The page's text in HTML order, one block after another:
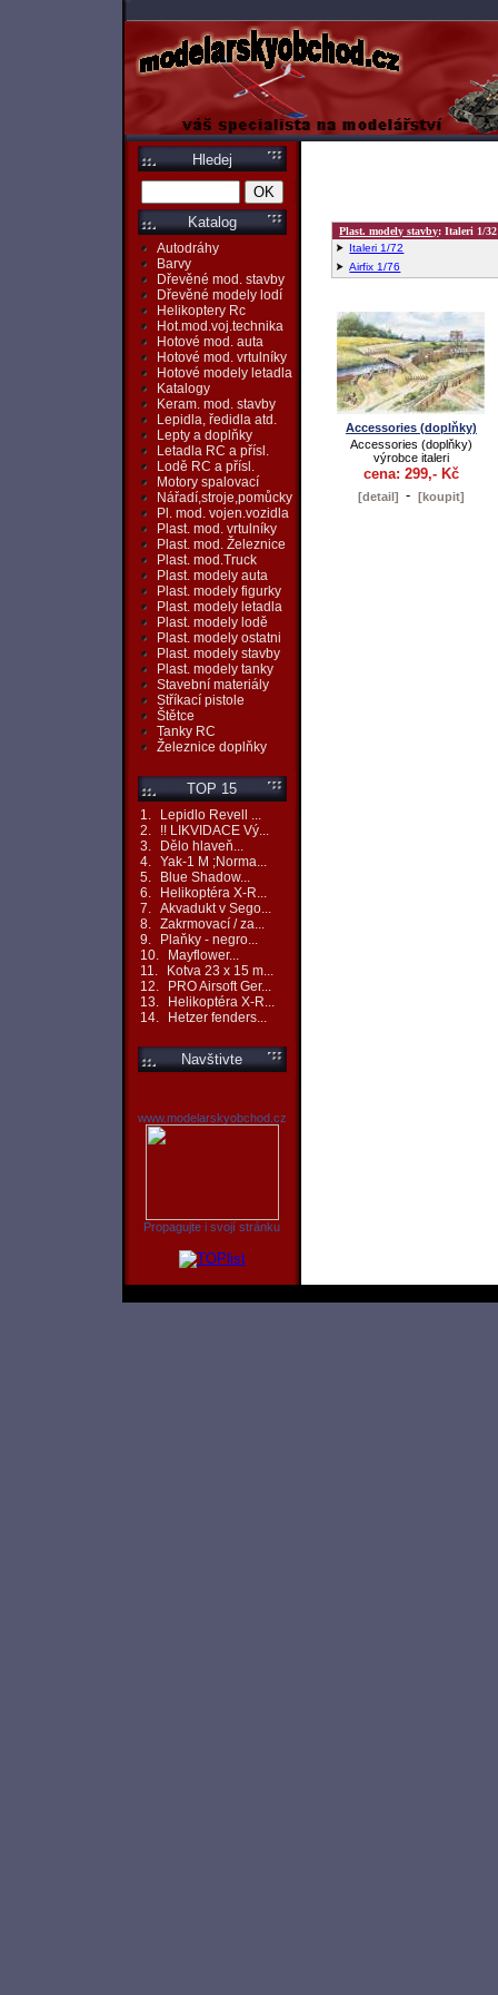
Hledej
Katalog
Autodráhy
Barvy
Dřevěné mod. stavby
Dřevěné modely lodí
Helikoptery Rc
Hot.mod.voj.technika
Hotové mod. auta
Hotové mod. vrtulníky
Hotové modely letadla
Katalogy
Keram. mod. stavby
Lepidla, ředidla atd.
Lepty a doplňky
Letadla RC a přísl.
Lodě RC a přísl.
Motory spalovací
Nářadí,stroje,pomůcky
Pl. mod. vojen.vozidla
Plast. mod. vrtulníky
Plast. mod. Železnice
Plast. mod.Truck
Plast. modely auta
Plast. modely figurky
Plast. modely letadla
Plast. modely lodě
Plast. modely ostatni
Plast. modely stavby
Plast. modely tanky
Stavební materiály
Stříkací pistole
Štětce
Tanky RC
Železnice doplňky
TOP 15
1.
Lepidlo Revell ...
2.
!! LIKVIDACE Vý...
3.
Dělo hlaveň...
4. Yak-1 M ;Norma...
5.
Blue Shadow...
6.
Helikoptéra X-R...
7. Akvadukt v Sego...
8. Zakrmovací / za...
9.
Plaňky - negro...
10.
Mayflower...
11.
Kotva 23 x 15 m...
12.
PRO Airsoft Ger...
13.
Helikoptéra X-R...
14.
Hetzer fenders...
Navštivte
www.modelarskyobchod.cz
Propagujte i svojí stránku
Plast. modely stavby: Italeri 1/32
Italeri 1/72
Airfix 1/76
Accessories (doplňky)
Accessories (doplňky)
výrobce italeri
cena: 299,- Kč
[detail] - [koupit]